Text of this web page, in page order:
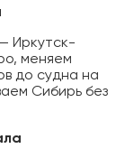
Иркутск-
меняем
до судна на
Сибирь без